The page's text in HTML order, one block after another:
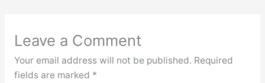
Leave a Comment
Your email address will not be published. Required
fields are marked *